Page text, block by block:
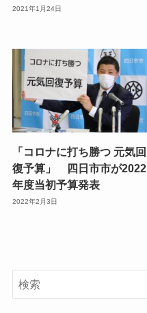
2021年1月24日
「コロナに打ち勝つ 元気回
復予算」 四日市市が2022
年度当初予算発表
2022年2月3日